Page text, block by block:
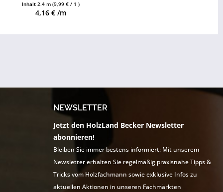
Inhalt2.4 m(9,99 € / 1 )
4,16 € /m
NEWSLETTER
Jetzt den HolzLand Becker Newsletter
abonnieren!
Bleiben Sie immer bestens informiert: Mit unserem
Newsletter erhalten Sie regelmäßig praxisnahe Tipps &
Tricks vom Holzfachmann sowie exklusive Infos zu
aktuellen Aktionen in unseren Fachmärkten